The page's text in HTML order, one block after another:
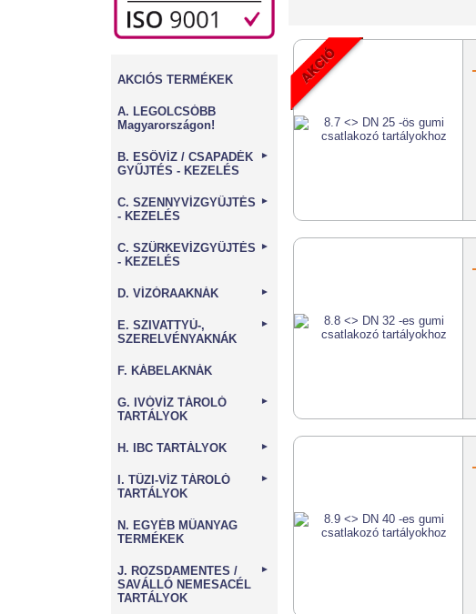
AKCIÓS TERMÉKEK
A. LEGOLCSÓBB
Magyarországon!
B. ESŐVÍZ / CSAPADÉK
GYŰJTÉS - KEZELÉS
►
C. SZENNYVÍZGYŰJTÉS
- KEZELÉS
►
C. SZÜRKEVÍZGYŰJTÉS
- KEZELÉS
►
D. VÍZÓRAAKNÁK ►
E. SZIVATTYÚ-,
SZERELVÉNYAKNÁK
►
F. KÁBELAKNÁK
G. IVÓVÍZ TÁROLÓ
TARTÁLYOK
►
H. IBC TARTÁLYOK ►
I. TŰZI-VÍZ TÁROLÓ
TARTÁLYOK
►
N. EGYÉB MŰANYAG
TERMÉKEK
J. ROZSDAMENTES /
SAVÁLLÓ NEMESACÉL
TARTÁLYOK
►